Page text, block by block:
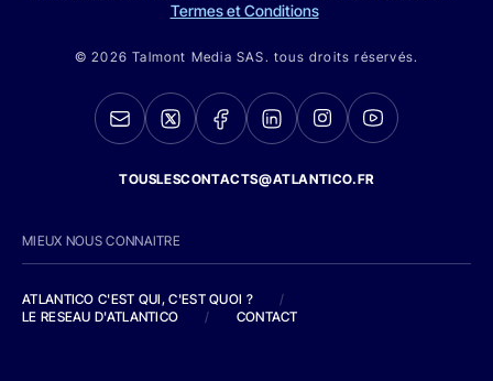
Termes et Conditions
© 2026 Talmont Media SAS. tous droits réservés.
TOUSLESCONTACTS@ATLANTICO.FR
MIEUX NOUS CONNAITRE
ATLANTICO C'EST QUI, C'EST QUOI ?
/
LE RESEAU D'ATLANTICO
/ CONTACT